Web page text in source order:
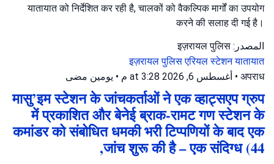
यातायात को निर्देशित कर रही है, चालकों को वैकल्पिक मार्गों का उपयोग
करने की सलाह दी गई है।
المصدر: इज़रायल पुलिस
इज़रायल पुलिसएरियल स्टेशनयातायात
अपराध
• أغسطس 6, 2026 at 3:28 م • يومين مضى
मासु’इम स्टेशन के जांचकर्ताओं ने एक व्हाट्सएप ग्रुप
में प्रकाशित और बेनेई ब्राक-रामट गण स्टेशन के
कमांडर को संबोधित धमकी भरी टिप्पणियों के बाद एक
जांच शुरू की है – एक संदिग्ध (44,